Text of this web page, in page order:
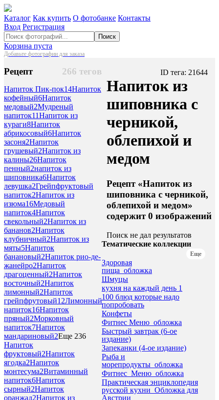
Каталог Как купить О фотобанке Контакты
Вход Регистрация
Поиск
Корзина пуста
Добавьте фотографии для заказа
266 тегов
Рецепт
Напиток Пик-пок14Напиток
кофейный6Напиток
медовый2Мудреный
напиток11Напиток из
кураги8Напиток
абрикосовый6Напиток
засоня2Напиток
грушевый2Напиток из
калины26Напиток
пенный2напиток из
шиповника6Напиток
левушка2Грейпфруктовый
напиток2Напиток из
изюма16Медовый
напиток4Напиток
свекольный2Напиток из
бананов2Напиток
клубничный2Напиток из
мяты5Напиток
банановый2Напиток рио-де-
жанейро2Напиток
драгоценный2Напиток
восточный2Напиток
лимонный2Напиток
грейпфрутовый12Лимонный
напиток16Напиток
пряный2Морковный
напиток7Напиток
мандариновый2Еще 236
Напиток
фруктовый2Напиток
ягодка2Напиток
монтесума2Витаминный
напиток6Напиток
сырный2Напиток
оранжад2Напиток из
ID тега: 21644
Напиток из
шиповника с
черникой,
облепихой и
медом
Рецепт «Напиток из
шиповника с черникой,
облепихой и медом»
содержит 0 изображений
Поиск не дал результатов
Тематические коллекции
Еще
Здоровая
пища_обложка
Шмуцы
кухня на каждый день 1
100 блюд которые надо
попробовать
Конфеты
Фитнес Меню_обложка
Быстрый завтрак (6-ое
издание)
Запеканки (4-ое издание)
Рыба и
морепродукты_обложка
Фитнес_Меню_обложка
Практическая энциклопедия
русской кухни_Обложка для
Австрии